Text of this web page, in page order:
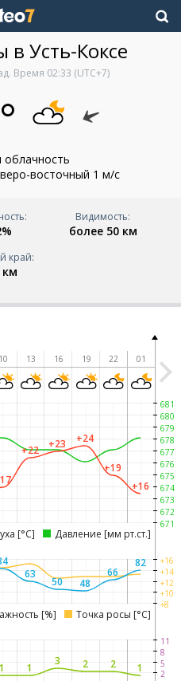
в Усть-Коксе
. Время 02:33 (UTC+7)
облачность
восточный 1 м/с
Видимость:
более 50 км
край:
км
10 13 16 19 22 01
+22 +23 +24
+19
+16
63
50 48
66
82
1 1
3 2 2 1
681
680
679
678
677
676
675
674
673
672
671
Давление [мм рт.ст.]
[°C]
+16
+14
+12
+10
+8
Точка росы [°C]
[%]
11
8
5
2